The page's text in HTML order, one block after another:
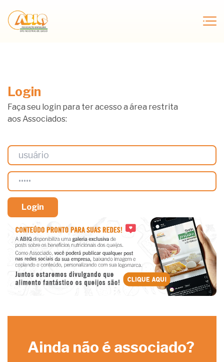
Login
Faça seu login para ter acesso a área restrita
aos Associados:
Ainda não é associado?